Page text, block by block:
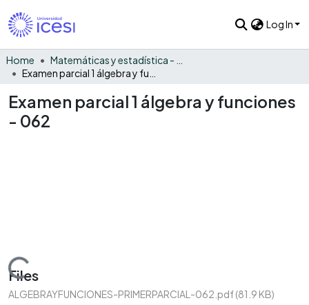
Log In
Home
Examen parcial 1 álgebra y funciones
- 062
Loading...
Files
ALGEBRAYFUNCIONES-PRIMERPARCIAL-062.pdf(81.9 KB)